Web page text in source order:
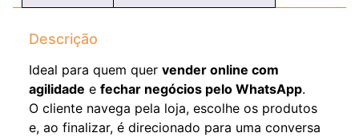
Descrição
Ideal para quem quer vender online com
agilidade e fechar negócios pelo WhatsApp.
O cliente navega pela loja, escolhe os produtos
e, ao finalizar, é direcionado para uma conversa